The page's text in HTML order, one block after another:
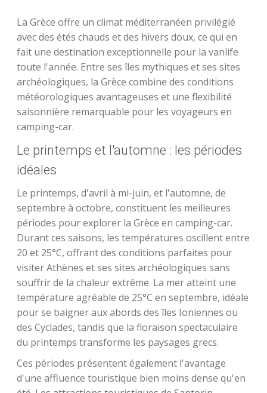
La Grèce offre un climat méditerranéen privilégié
avec des étés chauds et des hivers doux, ce qui en
fait une destination exceptionnelle pour la vanlife
toute l'année. Entre ses îles mythiques et ses sites
archéologiques, la Grèce combine des conditions
météorologiques avantageuses et une flexibilité
saisonnière remarquable pour les voyageurs en
camping-car.
Le printemps et l'automne : les périodes
idéales
Le printemps, d'avril à mi-juin, et l'automne, de
septembre à octobre, constituent les meilleures
périodes pour explorer la Grèce en camping-car.
Durant ces saisons, les températures oscillent entre
20 et 25°C, offrant des conditions parfaites pour
visiter Athènes et ses sites archéologiques sans
souffrir de la chaleur extrême. La mer atteint une
température agréable de 25°C en septembre, idéale
pour se baigner aux abords des îles Ioniennes ou
des Cyclades, tandis que la floraison spectaculaire
du printemps transforme les paysages grecs.
Ces périodes présentent également l'avantage
d'une affluence touristique bien moins dense qu'en